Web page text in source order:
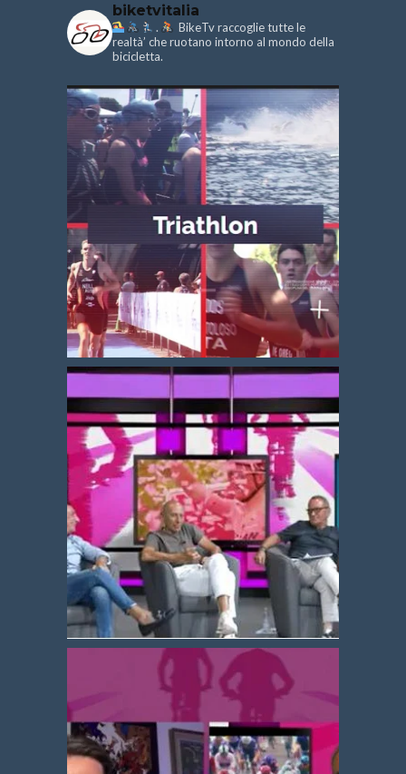
biketvitalia
.
BikeTv raccoglie tutte le
realtà’ che ruotano intorno al mondo della
bicicletta.